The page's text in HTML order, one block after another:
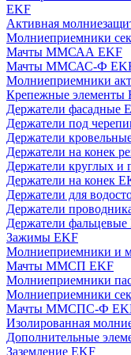
EKF
Активная
Молниеприемники
Мачты ММСАА EKF
Мачты ММСАС-Ф
Молниеприемники
Крепежные элементы
Держатели фасадные
Держатели под
Держатели
Держатели на конек
Держатели круглых и
Держатели на конек
Держатели для
Держатели
Держатели фальцевые
Зажимы EKF
Молниеприемники и
Мачты ММСП EKF
Молниеприемники
Молниеприемники
Мачты ММСПС-Ф
Изолированная
Дополнительные
Заземление EKF